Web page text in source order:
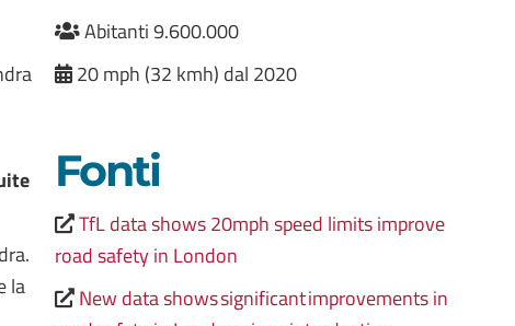
la
Abitanti 9.600.000
20 mph (32 kmh) dal 2020
Fonti
TfL data shows 20mph speed limits improve
road safety in London
New data shows significant improvements in